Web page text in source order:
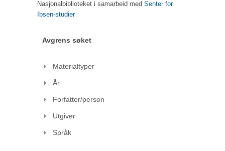
Nasjonalbiblioteket i samarbeid med Senter for
Ibsen-studier
Avgrens søket
Materialtyper
År
Forfatter/person
Utgiver
Språk